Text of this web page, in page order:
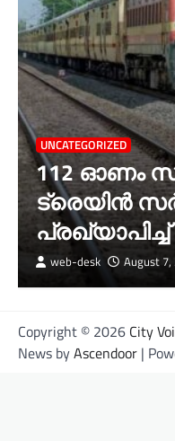
UNCATEGORIZED
112 ഓണം
ട്രെയിൻ
web-desk August 7,
Copyright © 2026 City
News byAscendoor |